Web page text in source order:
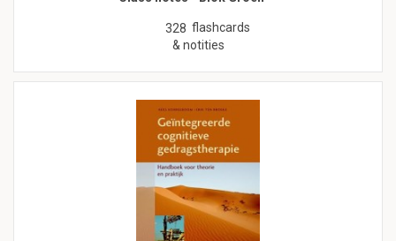
328 flashcards
& notities